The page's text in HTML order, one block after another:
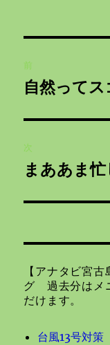
稿
ビ
ゲ
ー
ン
前
前
投
稿:
自然ってス
次
次
投
まああま
【アナタビ宮
グ 過去分はメ
だけます。
台風13号対策